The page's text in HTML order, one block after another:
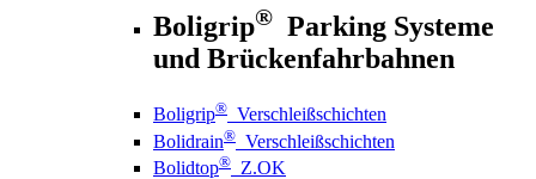
Boligrip® Parking Systeme
und Brückenfahrbahnen
Boligrip® Verschleißschichten
Bolidrain® Verschleißschichten
Bolidtop® Z.OK